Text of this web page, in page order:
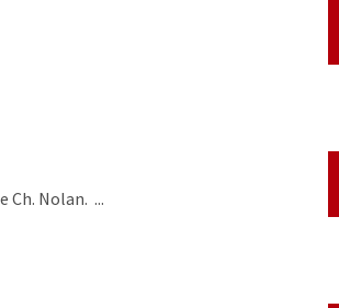
Ch. Nolan. ...